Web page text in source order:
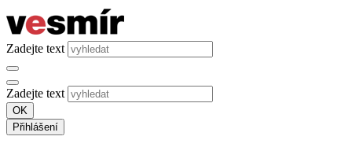
Zadejte text
Zadejte text
OK
Přihlášení